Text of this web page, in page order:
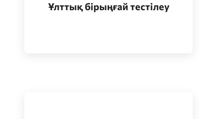
Ұлттық бірыңғай тестілеу
Өту